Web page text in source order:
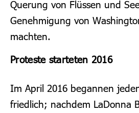
Querung von Flüssen und
Genehmigung von
machten.
Proteste starteten 2016
Im April 2016 begannen
friedlich; nachdem LaDonna